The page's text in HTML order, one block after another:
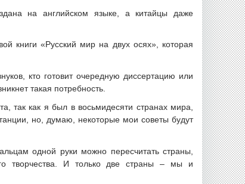
на английском языке, а китайцы даже
книги «Русский мир на двух осях», которая
кто готовит очередную диссертацию или
такая потребность.
так как я был в восьмидесяти странах мира,
но, думаю, некоторые мои советы будут
одной руки можно пересчитать страны,
творчества. И только две страны – мы и